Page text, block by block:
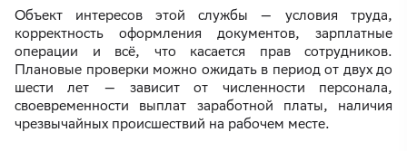
Объект интересов этой службы — условия труда,
корректность оформления документов, зарплатные
операции и всё, что касается прав сотрудников.
Плановые проверки можно ожидать в период от двух до
шести лет — зависит от численности персонала,
своевременности выплат заработной платы, наличия
чрезвычайных происшествий на рабочем месте.